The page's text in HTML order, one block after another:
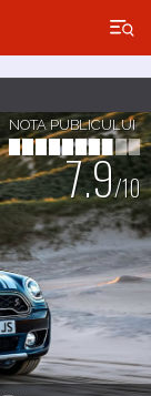
×
NOTA PUBLICULUI
7.9/10